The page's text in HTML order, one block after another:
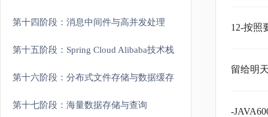
第十四阶段：消息中间件与高并发处理
第十五阶段：Spring Cloud Alibaba技术栈
第十六阶段：分布式文件存储与数据缓存
第十七阶段：海量数据存储与查询
12-按照
留给明
-